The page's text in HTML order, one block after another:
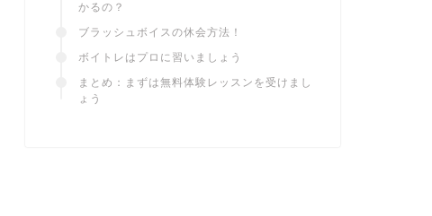
かるの？
ブラッシュボイスの休会方法！
ボイトレはプロに習いましょう
まとめ：まずは無料体験レッスンを受けまし
ょう